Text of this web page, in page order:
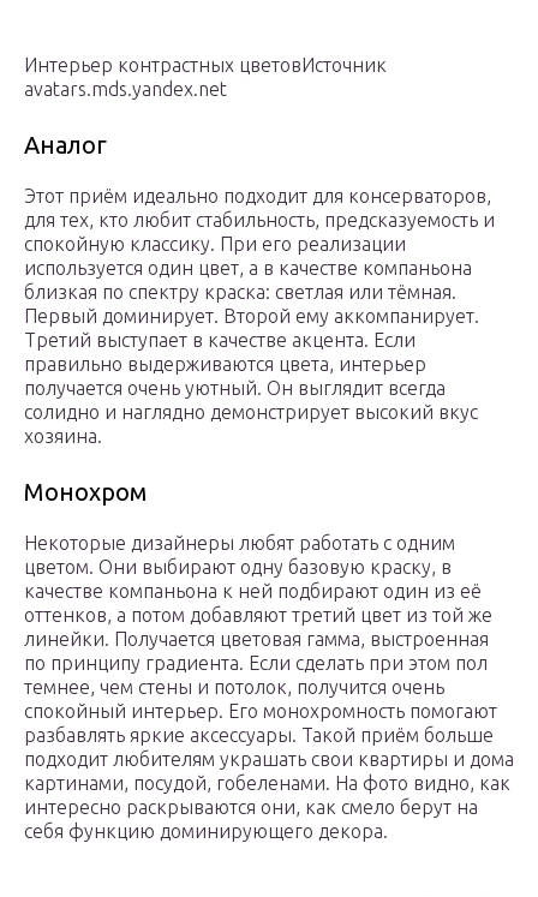
Интерьер контрастных цветовИсточник
avatars.mds.yandex.net
Аналог
Этот приём идеально подходит для консерваторов,
для тех, кто любит стабильность, предсказуемость и
спокойную классику. При его реализации
используется один цвет, а в качестве компаньона
близкая по спектру краска: светлая или тёмная.
Первый доминирует. Второй ему аккомпанирует.
Третий выступает в качестве акцента. Если
правильно выдерживаются цвета, интерьер
получается очень уютный. Он выглядит всегда
солидно и наглядно демонстрирует высокий вкус
хозяина.
Монохром
Некоторые дизайнеры любят работать с одним
цветом. Они выбирают одну базовую краску, в
качестве компаньона к ней подбирают один из её
оттенков, а потом добавляют третий цвет из той же
линейки. Получается цветовая гамма, выстроенная
по принципу градиента. Если сделать при этом пол
темнее, чем стены и потолок, получится очень
спокойный интерьер. Его монохромность помогают
разбавлять яркие аксессуары. Такой приём больше
подходит любителям украшать свои квартиры и дома
картинами, посудой, гобеленами. На фото видно, как
интересно раскрываются они, как смело берут на
себя функцию доминирующего декора.